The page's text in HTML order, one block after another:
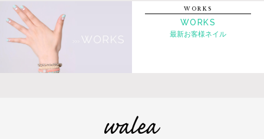
WORKS
WORKS
最新お客様ネイル